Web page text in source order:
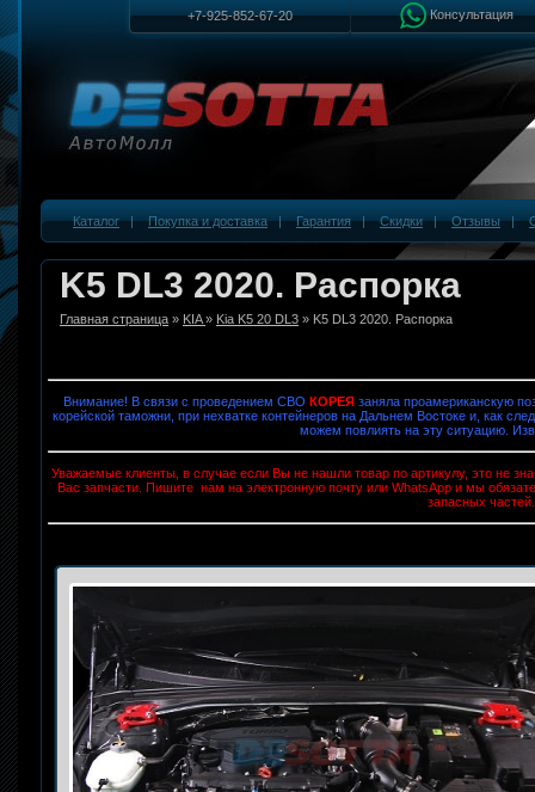
+7-925-852-67-20 Консультация
Каталог|Покупка и доставка|Гарантия|Скидки|Отзывы|
K5 DL3 2020. Распорка
Главная страница » KIA» Kia K5 20 DL3 » K5 DL3 2020. Распорка
Внимание! В связи с проведением СВО КОРЕЯзаняла проамериканскую
корейской таможни, при нехватке контейнеров на Дальнем Востоке и, как
можем повлиять на эту ситуацию.
Уважаемые клиенты, в случае если Вы не нашли товар по артикулу, это не
Вас запчасти. Пишите нам на электронную почту или WhatsApp и мы
запасных частей.